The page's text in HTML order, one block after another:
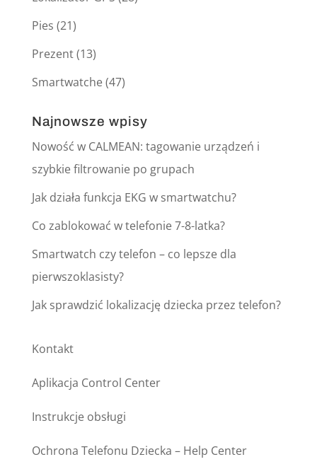
Pies (21)
Prezent(13)
Smartwatche(47)
Najnowsze wpisy
Nowość w CALMEAN: tagowanie urządzeń i
szybkie filtrowanie po grupach
Jak działa funkcja EKG w smartwatchu?
Co zablokować w telefonie 7-8-latka?
Smartwatch czy telefon – co lepsze dla
pierwszoklasisty?
Jak sprawdzić lokalizację dziecka przez telefon?
Kontakt
Aplikacja Control Center
Instrukcje obsługi
Ochrona Telefonu Dziecka – Help Center